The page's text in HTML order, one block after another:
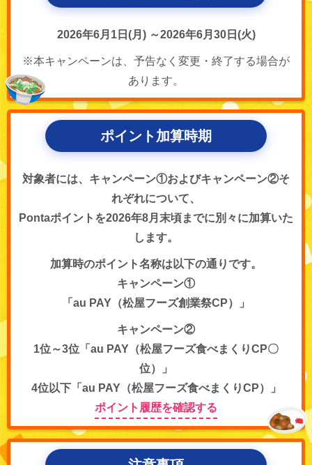
2026年6月1日(月) ～2026年6月30日(火)
※本キャンペーンは、予告なく変更・終了する場合が
あります。
ポイント加算時期
対象者には、キャンペーン①およびキャンペーン②そ
れぞれについて、
Pontaポイントを2026年8月末頃までに別々に加算いた
します。
加算時のポイント名称は以下の通りです。
キャンペーン①
「au PAY（松屋フーズ創業祭CP）」
キャンペーン②
1位～3位「au PAY（松屋フーズ食べまくりCP〇
位）」
4位以下「au PAY（松屋フーズ食べまくりCP）」
ポイント履歴を確認する